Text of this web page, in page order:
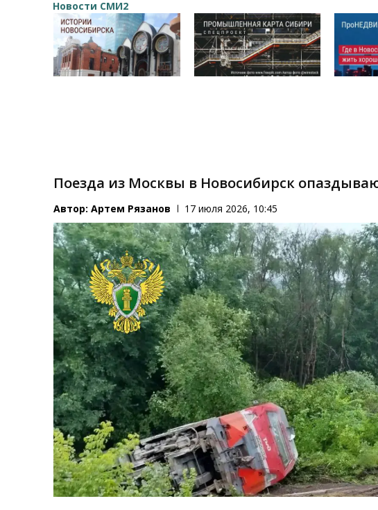
Новости СМИ2
Поезда из Москвы в Новосибирск
Автор:Артем Рязанов 17 июля 2026, 10:45